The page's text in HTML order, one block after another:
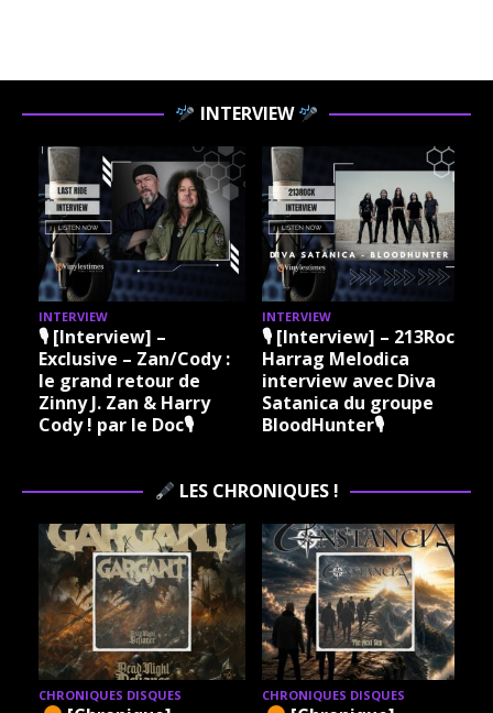
INTERVIEW
INTERVIEW
🎙 [Interview] –
Exclusive – Zan/Cody :
le grand retour de
Zinny J. Zan & Harry
Cody ! par le Doc🎙
INTERVIEW
🎙 [Interview] – 213Rock
Harrag Melodica
interview avec Diva
Satanica du groupe
BloodHunter🎙
LES CHRONIQUES !
CHRONIQUES DISQUES CHRONIQUES DISQUES